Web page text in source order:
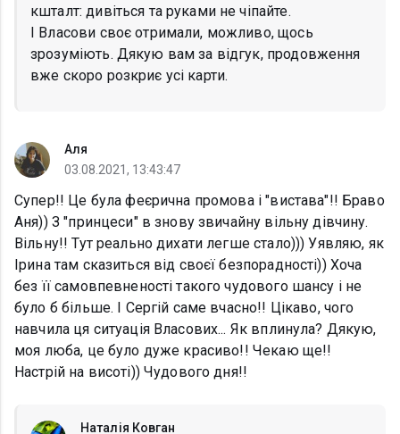
кшталт: дивіться та руками не чіпайте.
І Власови своє отримали, можливо, щось
зрозуміють. Дякую вам за відгук, продовження
вже скоро розкриє усі карти.
Аля
03.08.2021, 13:43:47
Супер!! Це була феєрична промова і "вистава"!! Браво
Аня)) З "принцеси" в знову звичайну вільну дівчину.
Вільну!! Тут реально дихати легше стало))) Уявляю, як
Ірина там сказиться від своєї безпорадності)) Хоча
без її самовпевненості такого чудового шансу і не
було б більше. І Сергій саме вчасно!! Цікаво, чого
навчила ця ситуація Власових... Як вплинула? Дякую,
моя люба, це було дуже красиво!! Чекаю ще!!
Настрій на висоті)) Чудового дня!!
Наталія Ковган